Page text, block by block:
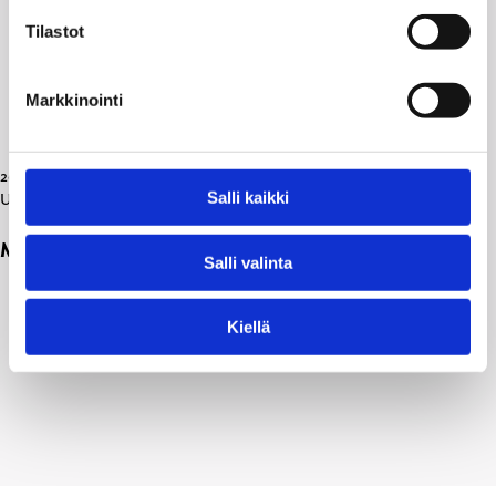
Tilastot
Markkinointi
Salli kaikki
Salli valinta
Kiellä
20.01.2010
Uutiset
Miltä kunta näyttää? – kotikunta koululaisen silmin